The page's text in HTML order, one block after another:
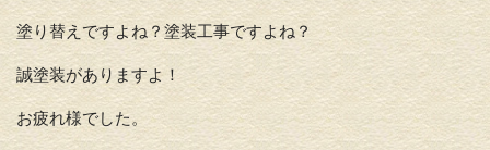
塗り替えですよね？塗装工事ですよね？
誠塗装がありますよ！
お疲れ様でした。